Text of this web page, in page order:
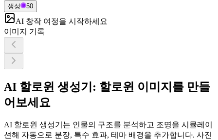
생성 50
AI 창작 여정을 시작하세요
이미지 기록
AI 할로윈 생성기: 할로윈 이미지를 만들
어보세요
AI 할로윈 생성기는 인물의 구조를 분석하고 조명을 시뮬레이
션해 자동으로 분장, 특수 효과, 테마 배경을 추가합니다. 사진